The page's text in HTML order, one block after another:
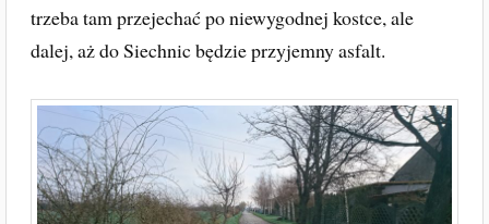
trzeba tam przejechać po niewygodnej kostce, ale
dalej, aż do Siechnic będzie przyjemny asfalt.